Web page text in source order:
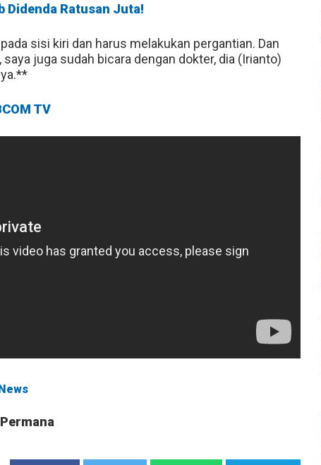
Didenda Ratusan Juta!
sisi kiri dan harus melakukan pergantian. Dan
juga sudah bicara dengan dokter, dia (Irianto)
TV